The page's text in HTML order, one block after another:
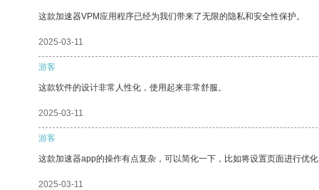
这款加速器VPM应用程序已经为我们带来了无限的隐私和安全性保护。
2025-03-11
游客
这款软件的设计非常人性化，使用起来非常舒服。
2025-03-11
游客
这款加速器app的操作有点复杂，可以简化一下，比如将设置页面进行优
2025-03-11